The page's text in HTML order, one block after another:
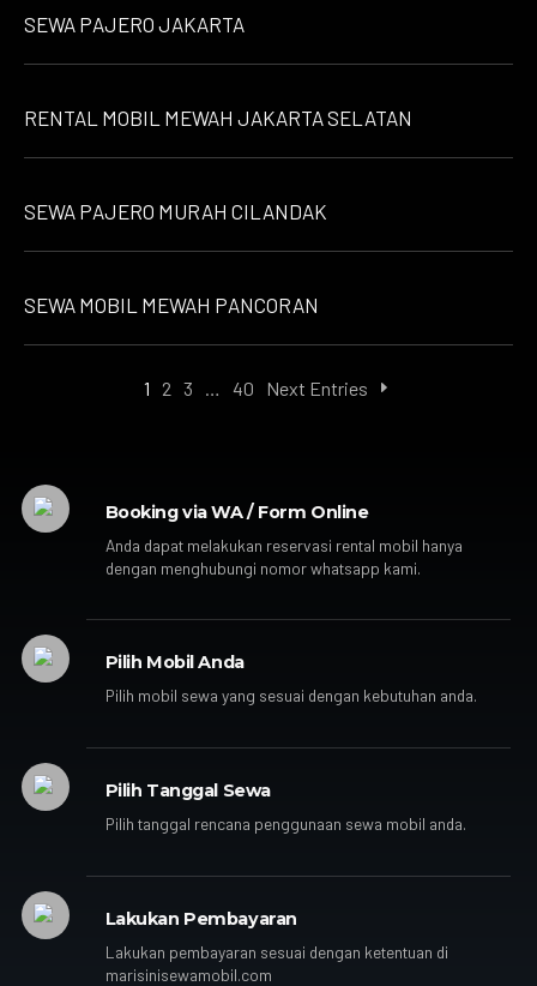
SEWA PAJERO JAKARTA
RENTAL MOBIL MEWAH JAKARTA SELATAN
SEWA PAJERO MURAH CILANDAK
SEWA MOBIL MEWAH PANCORAN
1 2 3 40 Next Entries
Booking via WA / Form Online
Anda dapat melakukan reservasi rental mobil hanya
dengan menghubungi nomor whatsapp kami.
Pilih Mobil Anda
Pilih mobil sewa yang sesuai dengan kebutuhan anda.
Pilih Tanggal Sewa
Pilih tanggal rencana penggunaan sewa mobil anda.
Lakukan Pembayaran
Lakukan pembayaran sesuai dengan ketentuan di
marisinisewamobil.com